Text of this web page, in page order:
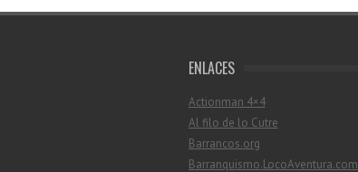
ENLACES
Actionman 4×4
Al filo de lo Cutre
Barrancos.org
Barranquismo.LocoAventura.com